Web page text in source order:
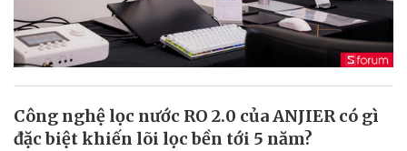
Công nghệ lọc nước RO 2.0 của ANJIER có gì
đặc biệt khiến lõi lọc bền tới 5 năm?